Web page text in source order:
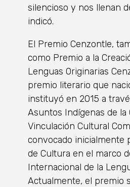
silencioso y nos llenan
indicó.
El Premio Cenzontle,
como Premio a la
Lenguas Originarias
premio literario que
instituyó en 2015 a
Asuntos Indígenas de la
Vinculación Cultural
convocado inicialmente
de Cultura en el marco
Internacional de la
Actualmente, el premio